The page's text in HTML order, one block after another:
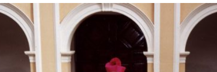
Y COMPOSICIÓN ACTUAL
VIDEOS
GALERÍA
FOTOMONTAJES